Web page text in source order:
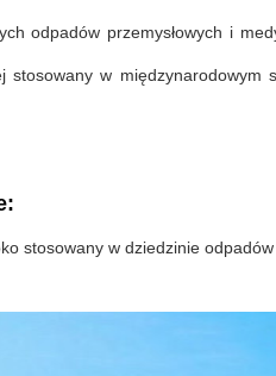
odpadów przemysłowych i
stosowany w
stosowany w dziedzinie